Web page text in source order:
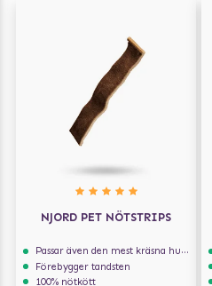
NJORD PET NÖTSTRIPS
Passar även den mest kräsna hunden
Förebygger tandsten
100% nötkött